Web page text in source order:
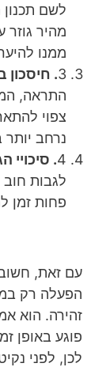
לשם
מהיר גוזר
ממנו
3. חיסכון
התראה,
צפוי
נרחב יותר
4. סיכויי
לגבות חוב
פחות זמן
עם זאת,
הפעלה רק
זהירה. הוא
פוגע באופן
לכן, לפני